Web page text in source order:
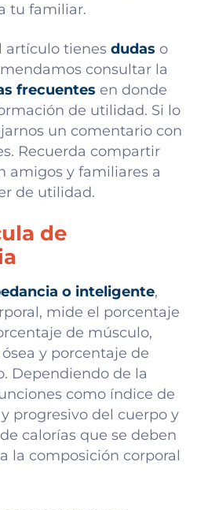
tu familiar.
artículo tienes dudas o
consultar la
frecuentes en donde
de utilidad. Si lo
un comentario con
Recuerda compartir
amigos y familiares a
de utilidad.
de
o inteligente,
mide el porcentaje
de músculo,
y porcentaje de
Dependiendo de la
como índice de
progresivo del cuerpo y
calorías que se deben
la composición corporal